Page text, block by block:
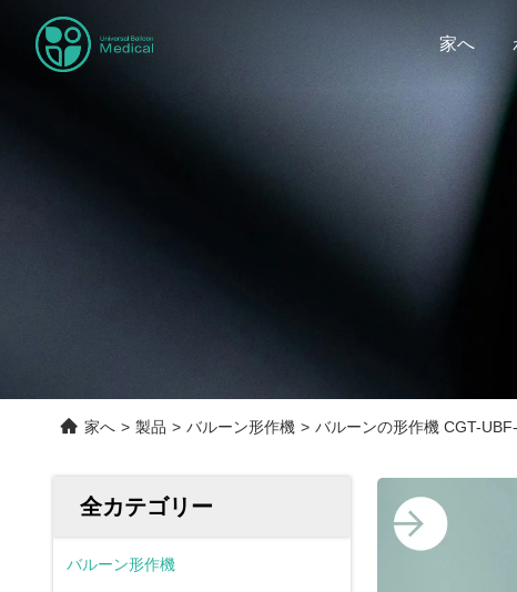
家へ
家へ > 製品 > バルーン形作機 > バルーンの形作機 CGT-
全カテゴリー
バルーン形作機